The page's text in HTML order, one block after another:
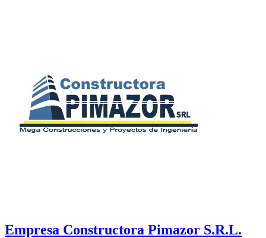
Empresa Constructora Pimazor S.R.L.